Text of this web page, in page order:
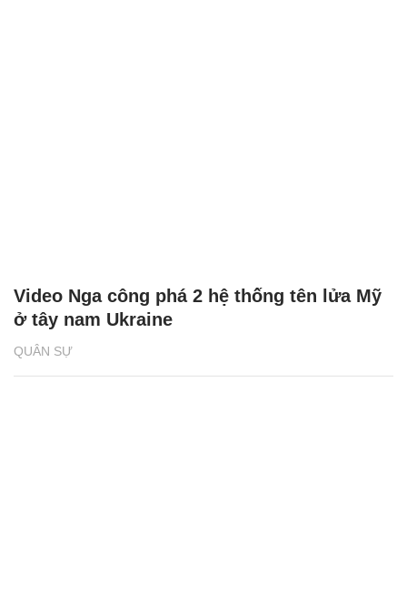
QUÂN SỰ
Video Nga công phá 2 hệ thống tên lửa Mỹ
ở tây nam Ukraine